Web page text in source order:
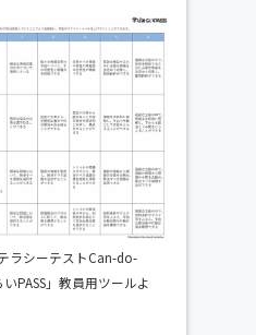
ラシーテストCan-do-
PASS」教員用ツールよ